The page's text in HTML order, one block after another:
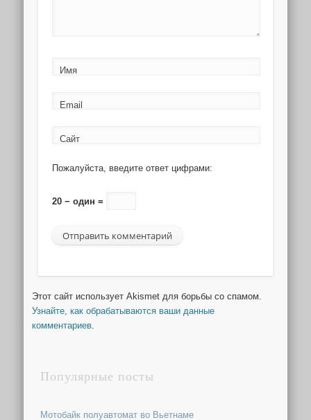
Имя
Email
Сайт
Пожалуйста, введите ответ цифрами:
20 − один =
Этот сайт использует Akismet для борьбы со спамом.
Узнайте, как обрабатываются ваши данные
комментариев.
Популярные посты
Мотобайк полуавтомат во Вьетнаме